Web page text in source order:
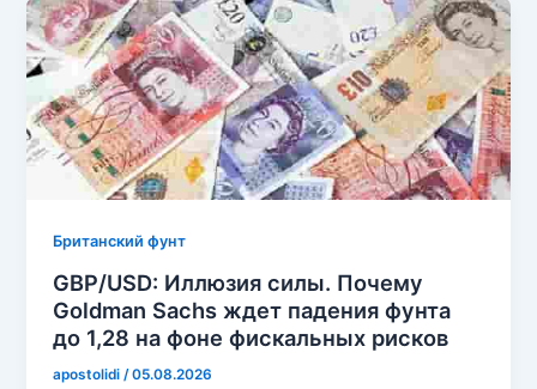
Британский фунт
GBP/USD: Иллюзия силы. Почему
Goldman Sachs ждет падения фунта
до 1,28 на фоне фискальных рисков
apostolidi /05.08.2026